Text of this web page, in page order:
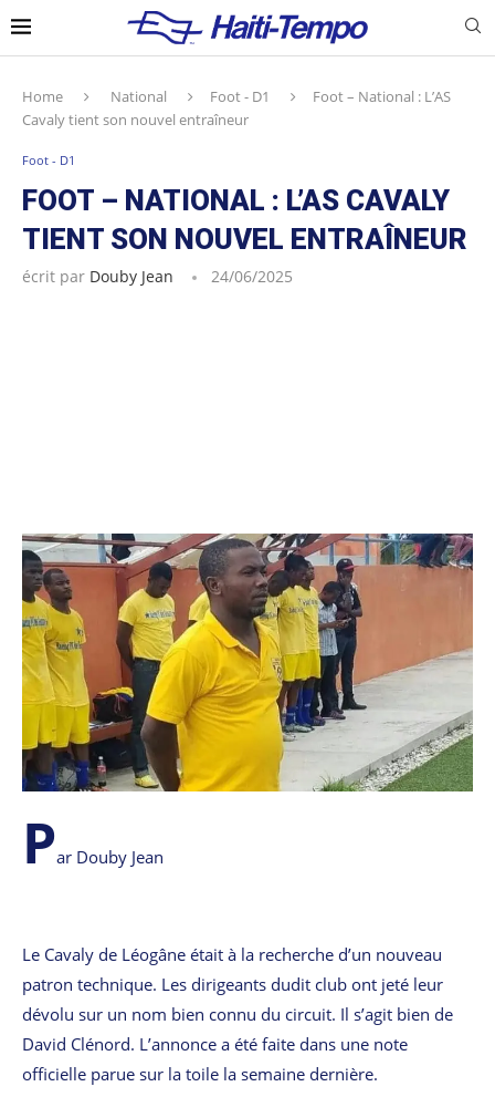
Home National Foot - D1
Foot – National : L’AS
Cavaly tient son nouvel entraîneur
Foot - D1
FOOT – NATIONAL : L’AS CAVALY
TIENT SON NOUVEL ENTRAÎNEUR
écrit par Douby Jean 24/06/2025
Par Douby Jean
Le Cavaly de Léogâne était à la recherche d’un nouveau
patron technique. Les dirigeants dudit club ont jeté leur
dévolu sur un nom bien connu du circuit. Il s’agit bien de
David Clénord. L’annonce a été faite dans une note
officielle parue sur la toile la semaine dernière.